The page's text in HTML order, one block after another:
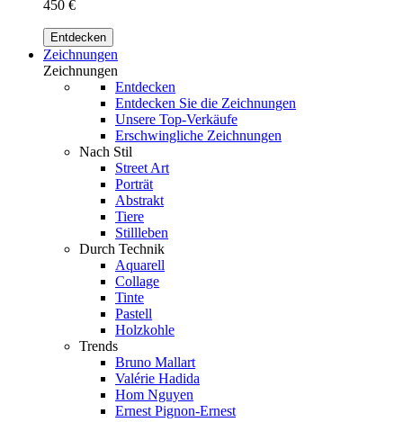
450 €
Entdecken
Zeichnungen
Zeichnungen
Entdecken
Entdecken Sie die Zeichnungen
Unsere Top-Verkäufe
Erschwingliche Zeichnungen
Nach Stil
Street Art
Porträt
Abstrakt
Tiere
Stillleben
Durch Technik
Aquarell
Collage
Tinte
Pastell
Holzkohle
Trends
Bruno Mallart
Valérie Hadida
Hom Nguyen
Ernest Pignon-Ernest